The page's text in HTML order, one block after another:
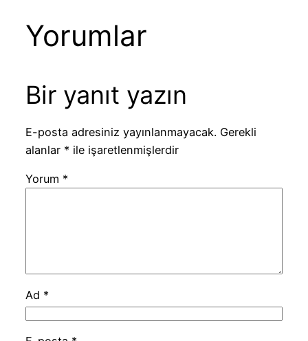
Yorumlar
Bir yanıt yazın
E-posta adresiniz yayınlanmayacak. Gerekli
alanlar * ile işaretlenmişlerdir
Yorum *
Ad *